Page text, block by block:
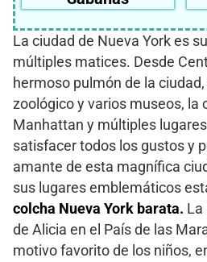
La ciudad de Nueva York es
múltiples matices. Desde
hermoso pulmón de la
zoológico y varios museos, la
Manhattan y múltiples
satisfacer todos los gustos y
amante de esta magnífica
sus lugares emblemáticos
colcha Nueva York barata.
de Alicia en el País de las
motivo favorito de los niños,